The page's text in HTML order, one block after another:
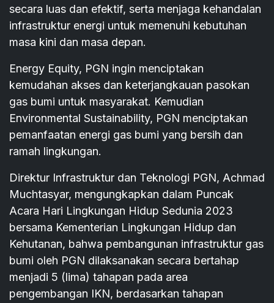
secara luas dan efektif, serta menjaga kehandalan
infrastruktur energi untuk memenuhi kebutuhan
masa kini dan masa depan.
Energy Equity, PGN ingin menciptakan
kemudahan akses dan keterjangkauan pasokan
gas bumi untuk masyarakat. Kemudian
Environmental Sustainability, PGN menciptakan
pemanfaatan energi gas bumi yang bersih dan
ramah lingkungan.
Direktur Infrastruktur dan Teknologi PGN, Achmad
Muchtasyar, mengungkapkan dalam Puncak
Acara Hari Lingkungan Hidup Sedunia 2023
bersama Kementerian Lingkungan Hidup dan
Kehutanan, bahwa pembangunan infrastruktur gas
bumi oleh PGN dilaksanakan secara bertahap
menjadi 5 (lima) tahapan pada area
pengembangan IKN, berdasarkan tahapan